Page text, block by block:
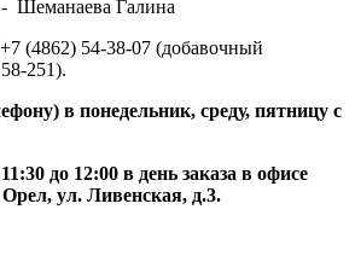
Шеманаева Галина
+7 (4862) 54-38-07 (добавочный
251).
в понедельник, среду, пятницу с
до 12:00 в день заказа в офисе
ул. Ливенская, д.3.